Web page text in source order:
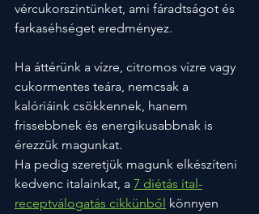
vércukorszintünket, ami fáradtságot és
farkaséhséget eredményez.
Ha áttérünk a vízre, citromos vízre vagy
cukormentes teára, nemcsak a
kalóriáink csökkennek, hanem
frissebbnek és energikusabbnak is
érezzük magunkat.
Ha pedig szeretjük magunk elkészíteni
kedvenc italainkat, a 7 diétás ital-
receptválogatás cikkünből könnyen